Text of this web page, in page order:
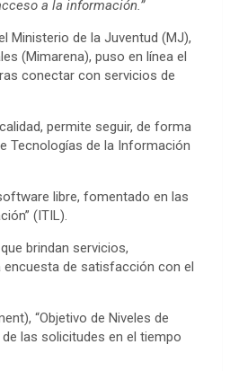
a la información.”
Ministerio de la Juventud (MJ),
(Mimarena), puso en línea el
conectar con servicios de
permite seguir, de forma
Tecnologías de la Información
libre, fomentado en las
(ITIL).
brindan servicios,
de satisfacción con el
“Objetivo de Niveles de
de las solicitudes en el tiempo